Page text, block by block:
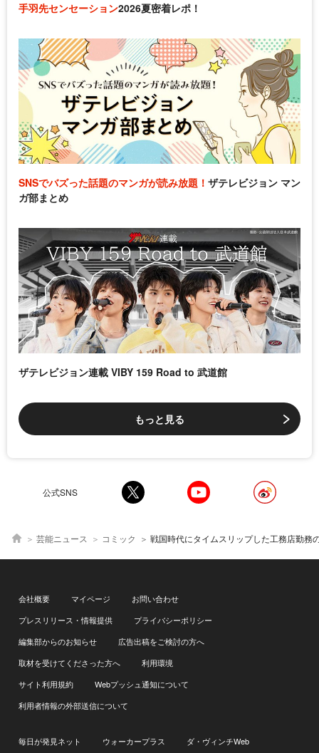
手羽先センセーション2026夏密着レポ！
SNSでバズった話題のマンガが読み放題！ ザテレビジョン マン
ガ部まとめ
ザテレビジョン連載 VIBY 159 Road to 武道館
もっと見る
公式SNS
芸能ニュース コミック 戦国時代にタイムスリップした工務店勤務の女性…老夫婦との心温まる展開に「超大作の予
会社概要 マイページ
お問い合わせ
プレスリリース・情報提供
プライバシーポリシー
編集部からのお知らせ
広告出稿をご検討の方へ
取材を受けてくださった方へ
利用環境
サイト利用規約
Webプッシュ通知について
利用者情報の外部送信について
毎日が発見ネット ウォーカープラス ダ・ヴィンチWeb